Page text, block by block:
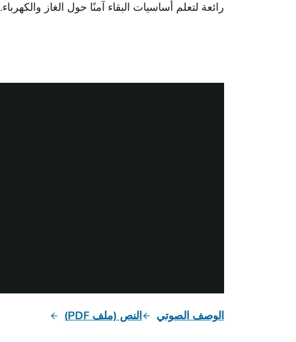
رائعة لتعلم أساسيات البقاء آمنًا حول الغاز والكهرباء.
الوصف الصوتي النص (ملف PDF)